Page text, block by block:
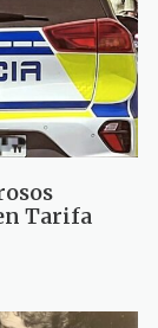
Tarifa